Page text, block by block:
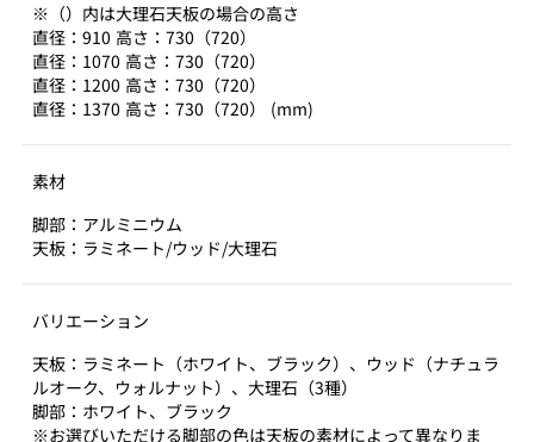
※（）内は大理石天板の場合の高さ
直径：910 高さ：730（720）
直径：1070 高さ：730（720）
直径：1200 高さ：730（720）
直径：1370 高さ：730（720） (mm)
素材
脚部：アルミニウム
天板：ラミネート/ウッド/大理石
バリエーション
天板：ラミネート（ホワイト、ブラック）、ウッド（ナチュラ
ルオーク、ウォルナット）、大理石（3種）
脚部：ホワイト、ブラック
※お選びいただける脚部の色は天板の素材によって異なりま